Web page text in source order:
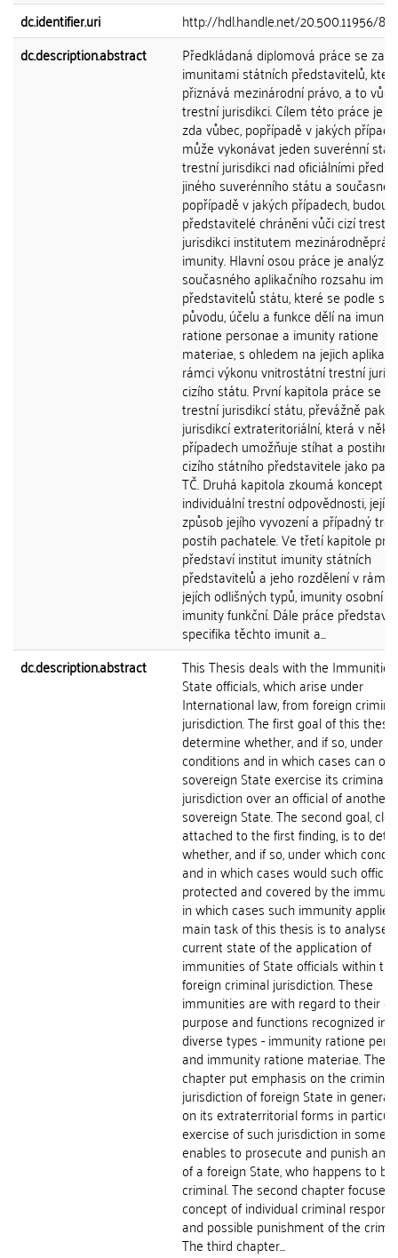
dc.identifier.uri
http://hdl.handle.net/20.500.11956/
dc.description.abstract
Předkládaná diplomová práce se
imunitami státních představitelů,
přiznává mezinárodní právo, a to vůči
trestní jurisdikci. Cílem této práce je
zda vůbec, popřípadě v jakých
může vykonávat jeden suverénní
trestní jurisdikci nad oficiálními
jiného suverénního státu a současně
popřípadě v jakých případech, budou
představitelé chráněni vůči cizí trestní
jurisdikci institutem
imunity. Hlavní osou práce je analýza
současného aplikačního rozsahu
představitelů státu, které se podle
původu, účelu a funkce dělí na imunity
ratione personae a imunity ratione
materiae, s ohledem na jejich aplikaci
rámci výkonu vnitrostátní trestní
cizího státu. První kapitola práce se
trestní jurisdikcí státu, převážně pak
jurisdikcí extrateritoriální, která v
případech umožňuje stíhat a
cizího státního představitele jako
TČ. Druhá kapitola zkoumá koncept
individuální trestní odpovědnosti, její
způsob jejího vyvození a případný
postih pachatele. Ve třetí kapitole
představí institut imunity státních
představitelů a jeho rozdělení v
jejích odlišných typů, imunity osobní a
imunity funkční. Dále práce představí
specifika těchto imunit a...
dc.description.abstract
This Thesis deals with the
State officials, which arise under
International law, from foreign
jurisdiction. The first goal of this
determine whether, and if so, under
conditions and in which cases can
sovereign State exercise its criminal
jurisdiction over an official of another
sovereign State. The second goal,
attached to the first finding, is to
whether, and if so, under which
and in which cases would such
protected and covered by the
in which cases such immunity
main task of this thesis is to analyse
current state of the application of
immunities of State officials within the
foreign criminal jurisdiction. These
immunities are with regard to their
purpose and functions recognized in
diverse types - immunity ratione
and immunity ratione materiae. The
chapter put emphasis on the criminal
jurisdiction of foreign State in general
on its extraterritorial forms in
exercise of such jurisdiction in some
enables to prosecute and punish an
of a foreign State, who happens to
criminal. The second chapter focuses
concept of individual criminal
and possible punishment of the
The third chapter...